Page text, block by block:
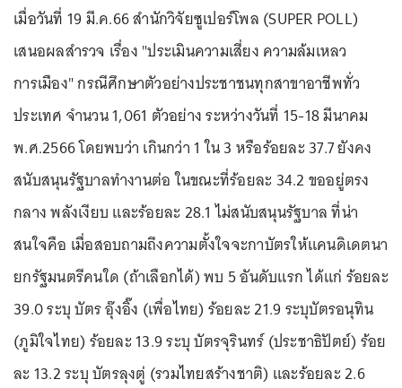
เมื่อวันที่ 19 มี.ค.66 สำนักวิจัยซูเปอร์โพล (SUPER POLL)
เสนอผลสำรวจ เรื่อง "ประเมินความเสี่ยง ความล้มเหลว
การเมือง" กรณีศึกษาตัวอย่างประชาชนทุกสาขาอาชีพทั่ว
ประเทศ จำนวน 1,061 ตัวอย่าง ระหว่างวันที่ 15-18 มีนาคม
พ.ศ.2566 โดยพบว่า เกินกว่า 1 ใน 3 หรือร้อยละ 37.7 ยังคง
สนับสนุนรัฐบาลทำงานต่อ ในขณะที่ร้อยละ 34.2 ขออยู่ตรง
กลาง พลังเงียบ และร้อยละ 28.1 ไม่สนับสนุนรัฐบาล ที่น่า
สนใจคือ เมื่อสอบถามถึงความตั้งใจจะกาบัตรให้แคนดิเดตนา
ยกรัฐมนตรีคนใด (ถ้าเลือกได้) พบ 5 อันดับแรก ได้แก่ ร้อยละ
39.0 ระบุ บัตร อุ๊งอิ๊ง (เพื่อไทย) ร้อยละ 21.9 ระบุบัตรอนุทิน
(ภูมิใจไทย) ร้อยละ 13.9 ระบุ บัตรจุรินทร์ (ประชาธิปัตย์) ร้อย
ละ 13.2 ระบุ บัตรลุงตู่ (รวมไทยสร้างชาติ) และร้อยละ 2.6